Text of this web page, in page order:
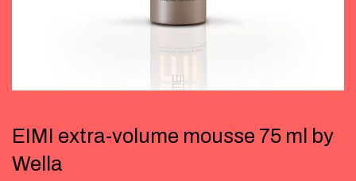
EIMI extra-volume mousse 75 ml by
Wella